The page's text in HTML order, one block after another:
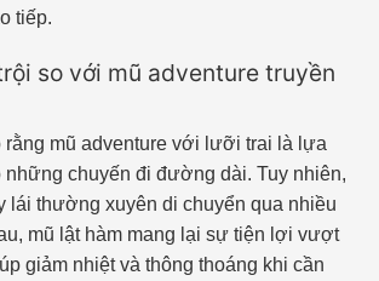
tiếp.
so với mũ adventure truyền
mũ adventure với lưỡi trai là lựa
những chuyến đi đường dài. Tuy nhiên,
lái thường xuyên di chuyển qua nhiều
mũ lật hàm mang lại sự tiện lợi vượt
giảm nhiệt và thông thoáng khi cần